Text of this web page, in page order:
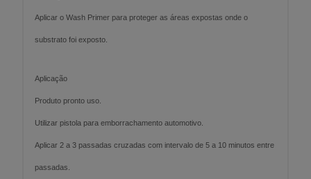
Aplicar o Wash Primer para proteger as áreas expostas onde o
substrato foi exposto.
Aplicação
Produto pronto uso.
Utilizar pistola para emborrachamento automotivo.
Aplicar 2 a 3 passadas cruzadas com intervalo de 5 a 10 minutos entre
passadas.